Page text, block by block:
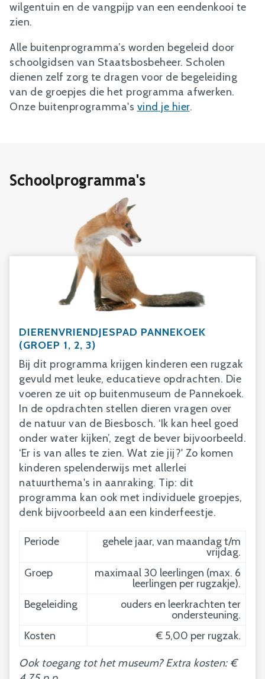
wilgentuin en de vangpijp van een eendenkooi te
zien.
Alle buitenprogramma’s worden begeleid door
schoolgidsen van Staatsbosbeheer. Scholen
dienen zelf zorg te dragen voor de begeleiding
van de groepjes die het programma afwerken.
Onze buitenprogramma's vind je hier.
Schoolprogramma's
DIERENVRIENDJESPAD PANNEKOEK
(GROEP 1, 2, 3)
Bij dit programma krijgen kinderen een rugzak
gevuld met leuke, educatieve opdrachten. Die
voeren ze uit op buitenmuseum de Pannekoek.
In de opdrachten stellen dieren vragen over
de natuur van de Biesbosch. ‘Ik kan heel goed
onder water kijken’, zegt de bever bijvoorbeeld.
‘Er is van alles te zien. Wat zie jij?' Zo komen
kinderen spelenderwijs met allerlei
natuurthema's in aanraking. Tip: dit
programma kan ook met individuele groepjes,
denk bijvoorbeeld aan een kinderfeestje.
Periode
gehele jaar, van maandag t/m
vrijdag.
Groep
maximaal 30 leerlingen (max. 6
leerlingen per rugzakje).
Begeleiding
ouders en leerkrachten ter
ondersteuning.
Kosten
€ 5,00 per rugzak.
Ook toegang tot het museum? Extra kosten: €